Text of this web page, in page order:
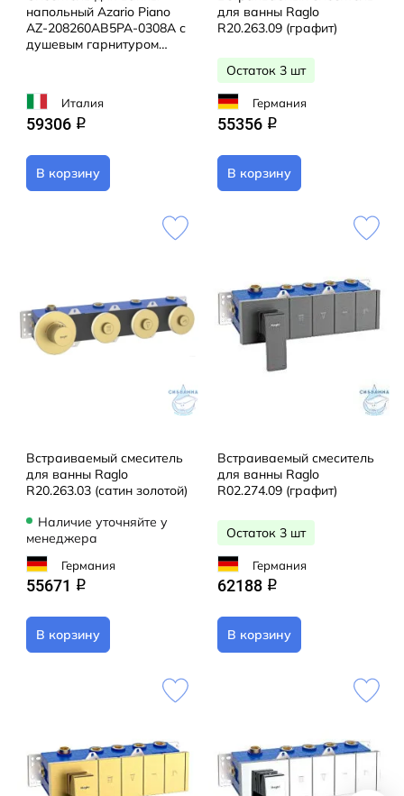
напольный Azario Piano
AZ-208260AB5PA-0308A с
душевым гарнитуром
Италия
59306 q
В корзину
для ванны Raglo
R20.263.09 (графит)
Остаток 3 шт
Германия
55356 q
В корзину
Встраиваемый смеситель
для ванны Raglo
R20.263.03 (сатин золотой)
Наличие уточняйте у
менеджера
Германия
55671 q
В корзину
Встраиваемый смеситель
для ванны Raglo
R02.274.09 (графит)
Остаток 3 шт
Германия
62188 q
В корзину